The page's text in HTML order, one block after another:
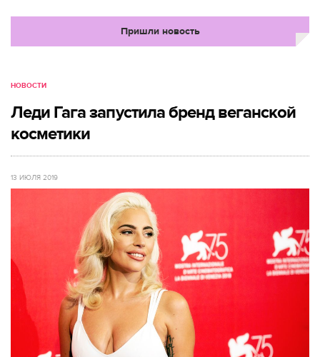
Пришли новость
НОВОСТИ
Леди Гага запустила бренд веганской
косметики
13 ИЮЛЯ 2019